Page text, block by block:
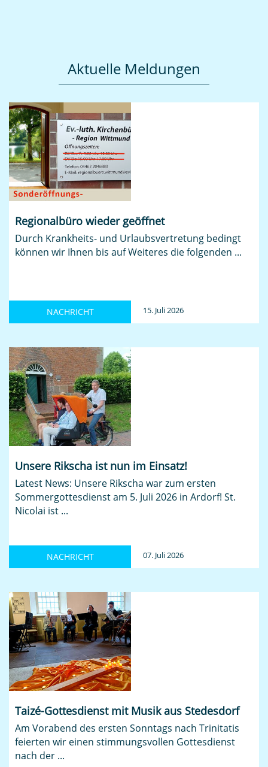
Aktuelle Meldungen
Regionalbüro wieder geöffnet
Durch Krankheits- und Urlaubsvertretung bedingt
können wir Ihnen bis auf Weiteres die folgenden ...
NACHRICHT 15. Juli 2026
Unsere Rikscha ist nun im Einsatz!
Latest News: Unsere Rikscha war zum ersten
Sommergottesdienst am 5. Juli 2026 in Ardorf! St.
Nicolai ist ...
NACHRICHT 07. Juli 2026
Taizé-Gottesdienst mit Musik aus Stedesdorf
Am Vorabend des ersten Sonntags nach Trinitatis
feierten wir einen stimmungsvollen Gottesdienst
nach der ...